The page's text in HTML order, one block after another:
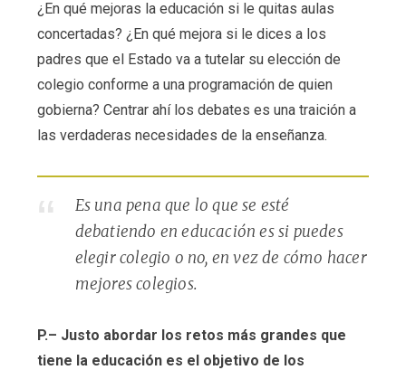
¿En qué mejoras la educación si le quitas aulas
concertadas? ¿En qué mejora si le dices a los
padres que el Estado va a tutelar su elección de
colegio conforme a una programación de quien
gobierna? Centrar ahí los debates es una traición a
las verdaderas necesidades de la enseñanza.
Es una pena que lo que se esté
debatiendo en educación es si puedes
elegir colegio o no, en vez de cómo hacer
mejores colegios.
P.– Justo abordar los retos más grandes que
tiene la educación es el objetivo de los